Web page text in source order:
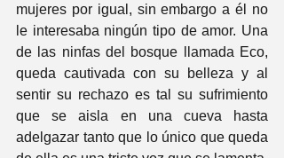
mujeres por igual, sin embargo a él no
le interesaba ningún tipo de amor. Una
de las ninfas del bosque llamada Eco,
queda cautivada con su belleza y al
sentir su rechazo es tal su sufrimiento
que se aisla en una cueva hasta
adelgazar tanto que lo único que queda